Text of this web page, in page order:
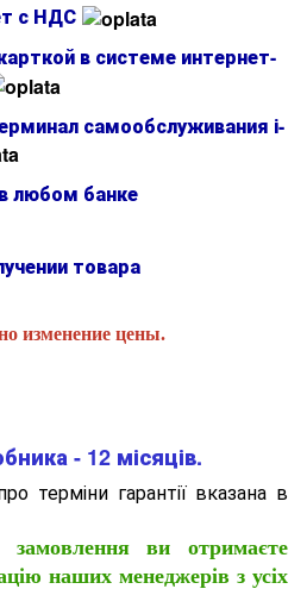
с НДС
в системе интернет-
самообслуживания і-
любом банке
товара
цены.
- 12 місяців.
терміни гарантії вказана в
ви отримаєте
наших менеджерів з усіх